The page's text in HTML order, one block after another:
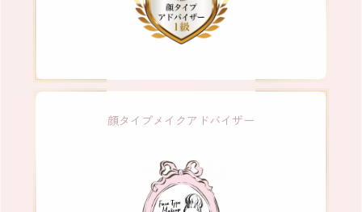
顔タイプメイクアドバイザー